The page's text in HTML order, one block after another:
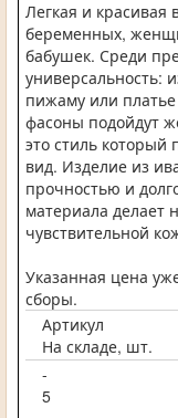
Легкая и
беременных,
бабушек. Среди
универсальность:
пижаму или
фасоны подойдут
это стиль
вид. Изделие из
прочностью и
материала
чувствительной
Указанная цена
сборы.
Артикул
На складе, шт.
-
5